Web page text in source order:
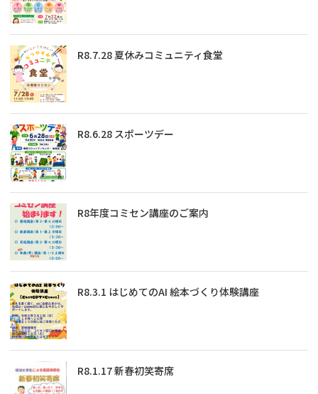
R8.7.28 夏休みコミュニティ食堂
R8.6.28 スポーツデー
R8年度コミセン講座のご案内
R8.3.1 はじめてのAI 絵本づくり体験講座
R8.1.17 新春初笑寄席